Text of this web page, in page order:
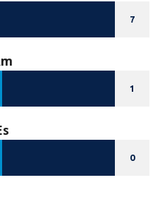
7
1
0